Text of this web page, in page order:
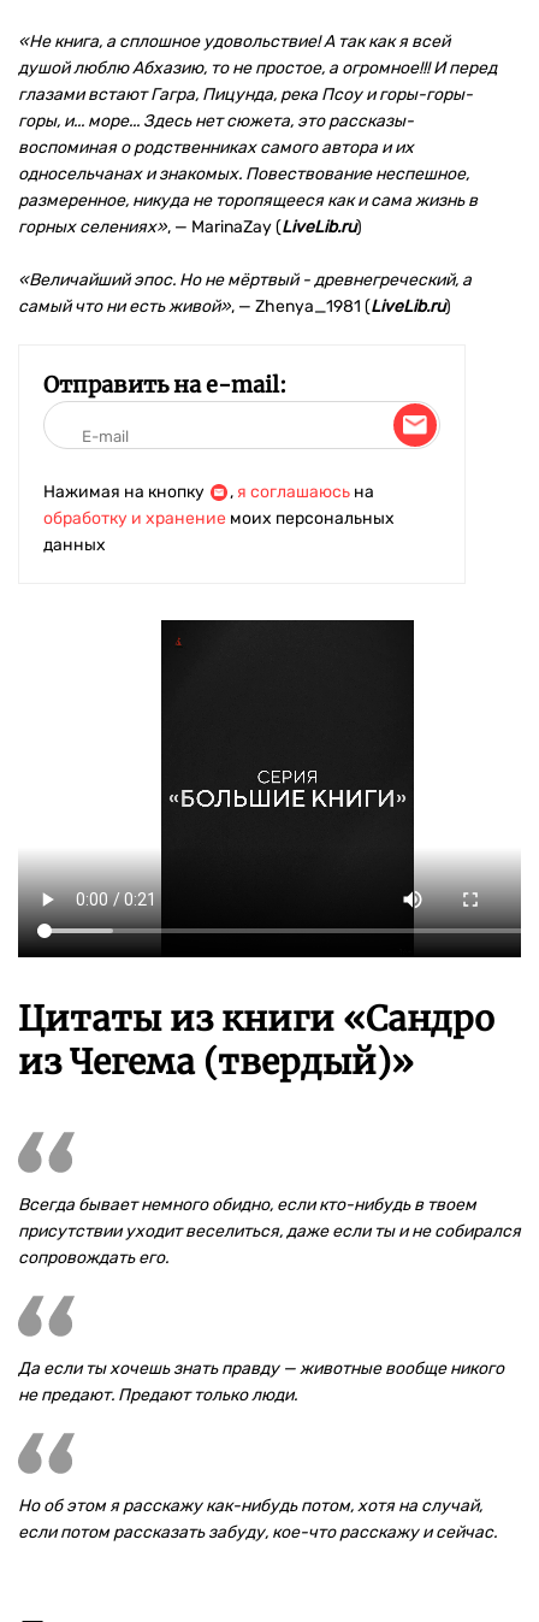
«Не книга, а сплошное удовольствие! А так как я всей
душой люблю Абхазию, то не простое, а огромное!!! И перед
глазами встают Гагра, Пицунда, река Псоу и горы-горы-
горы, и... море... Здесь нет сюжета, это рассказы-
воспоминая о родственниках самого автора и их
односельчанах и знакомых. Повествование неспешное,
размеренное, никуда не торопящееся как и сама жизнь в
горных селениях», — MarinaZay (LiveLib.ru)
«Величайший эпос. Но не мёртвый - древнегреческий, а
самый что ни есть живой», — Zhenya_1981 (LiveLib.ru)
Отправить на e-mail:
Нажимая на кнопку , я соглашаюсь на
обработку и хранение моих персональных
данных
Цитаты из книги «Сандро
из Чегема (твердый)»
Всегда бывает немного обидно, если кто-нибудь в твоем
присутствии уходит веселиться, даже если ты и не собирался
сопровождать его.
Да если ты хочешь знать правду — животные вообще никого
не предают. Предают только люди.
Но об этом я расскажу как-нибудь потом, хотя на случай,
если потом рассказать забуду, кое-что расскажу и сейчас.